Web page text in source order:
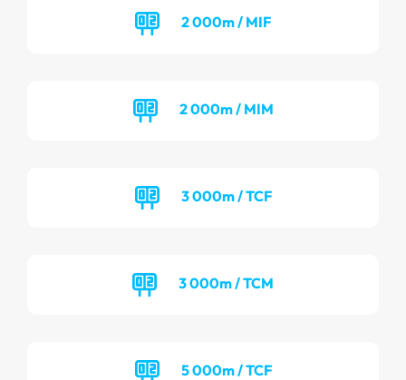
2 000m / MIF
2 000m / MIM
3 000m / TCF
3 000m / TCM
5 000m / TCF